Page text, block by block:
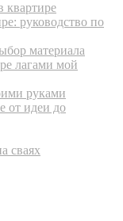
квартире
руководство по
материала
лагами мой
руками
от идеи до
сваях